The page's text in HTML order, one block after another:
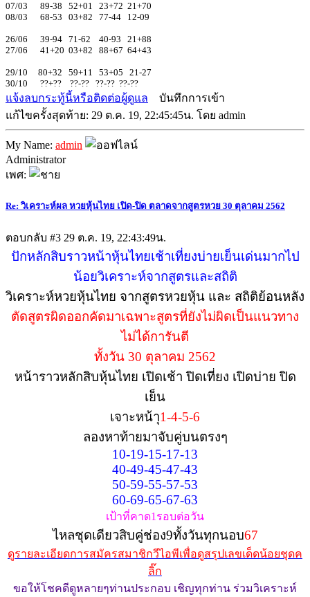
07/03 89-38 52+01 23+72 21+70
08/03 68-53 03+82 77-44 12-09
26/06 39-94 71-62 40-93 21+88
27/06 41+20 03+82 88+67 64+43
29/10 80+32 59+11 53+05 21-27
30/10 ??+?? ??-?? ??-?? ??-??
แจ้งลบกระทู้นี้หรือติดต่อผู้ดูแล
บันทึกการเข้า
แก้ไขครั้งสุดท้าย: 29 ต.ค. 19, 22:45:45น. โดย admin
My Name: admin
Administrator
เพศ:
Re: วิเคราะห์ผล หวยหุ้นไทย เปิด-ปิด ตลาดจากสูตรหวย 30 ตุลาคม 2562
ตอบกลับ #3 29 ต.ค. 19, 22:43:49น.
ปักหลักสิบราวหน้าหุ้นไทยเช้าเที่ยงบ่ายเย็นเด่นมากไป
น้อยวิเคราะห์จากสูตรและสถิติ
วิเคราะห์หวยหุ้นไทย จากสูตรหวยหุ้น และ สถิติย้อนหลัง
ตัดสูตรผิดออกคัดมาเฉพาะสูตรที่ยังไม่ผิดเป็นแนวทาง
ไม่ได้การันตี
ทั้งวัน 30 ตุลาคม 2562
หน้าราวหลักสิบหุ้นไทย เปิดเช้า ปิดเที่ยง เปิดบ่าย ปิด
เย็น
เจาะหน้าุ1-4-5-6
ลองหาท้ายมาจับคู่บนตรงๆ
10-19-15-17-13
40-49-45-47-43
50-59-55-57-53
60-69-65-67-63
เป้าที่คาด1รอบต่อวัน
ไหลชุดเดียวสิบคู่ช่อง9ทั้งวันทุกนอบ67
ดูรายละเอียดการสมัครสมาชิกวีไอพีเพื่อดูสรุปเลขเด็ดน้อยชุดค
ลิ๊ก
ขอให้โชคดีดูหลายๆท่านประกอบ เชิญทุกท่าน ร่วมวิเคราะห์